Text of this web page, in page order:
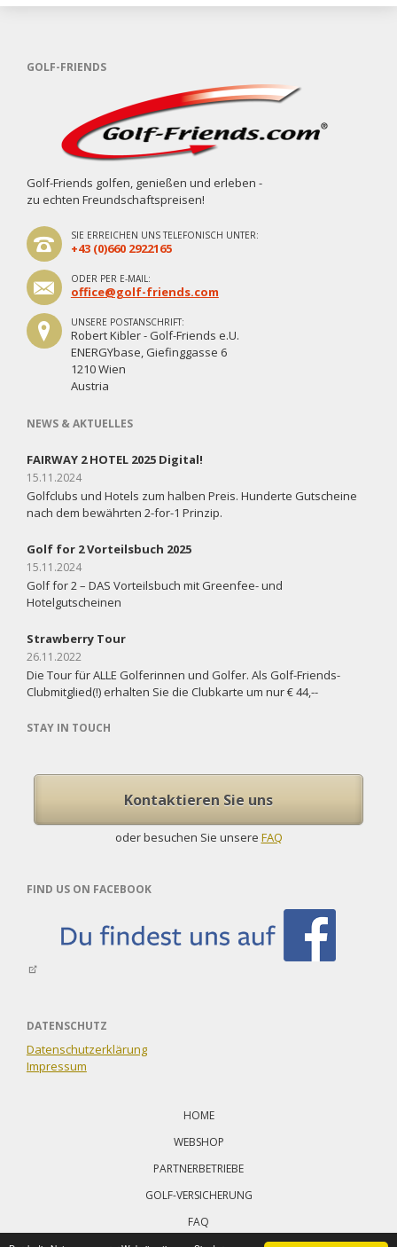
GOLF-FRIENDS
Golf-Friends golfen, genießen und erleben -
zu echten Freundschaftspreisen!
SIE ERREICHEN UNS TELEFONISCH UNTER:
+43 (0)660 2922165
ODER PER E-MAIL:
office@golf-friends.com
UNSERE POSTANSCHRIFT:
Robert Kibler - Golf-Friends e.U.
ENERGYbase, Giefinggasse 6
1210 Wien
Austria
NEWS & AKTUELLES
FAIRWAY 2 HOTEL 2025 Digital!
15.11.2024
Golfclubs und Hotels zum halben Preis. Hunderte Gutscheine
nach dem bewährten 2-for-1 Prinzip.
Golf for 2 Vorteilsbuch 2025
15.11.2024
Golf for 2 – DAS Vorteilsbuch mit Greenfee- und
Hotelgutscheinen
Strawberry Tour
26.11.2022
Die Tour für ALLE Golferinnen und Golfer. Als Golf-Friends-
Clubmitglied(!) erhalten Sie die Clubkarte um nur € 44,--
STAY IN TOUCH
Kontaktieren Sie uns
oder besuchen Sie unsere FAQ
FIND US ON FACEBOOK
DATENSCHUTZ
Datenschutzerklärung
Impressum
HOME
WEBSHOP
PARTNERBETRIEBE
GOLF-VERSICHERUNG
FAQ